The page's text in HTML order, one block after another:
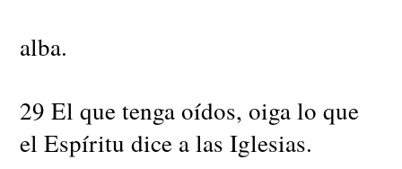
alba.
29 El que tenga oídos, oiga lo que
el Espíritu dice a las Iglesias.